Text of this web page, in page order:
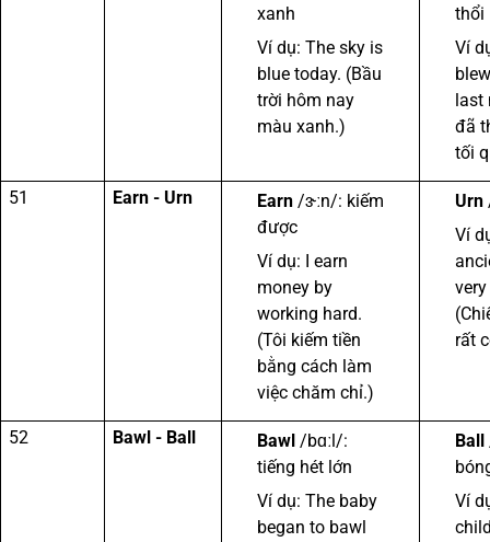
xanh
Ví dụ: The sky is
blue today. (Bầu
trời hôm nay
màu xanh.)
thổi
Ví
last
đã
tối
51 Earn - Urn Earn/ɝːn/: kiếm
được
Ví dụ: I earn
money by
working hard.
(Tôi kiếm tiền
bằng cách làm
việc chăm chỉ.)
Urn
Ví
rất
52 Bawl - Ball Bawl /bɑːl/:
tiếng hét lớn
Ví dụ: The baby
began to bawl
Ball
Ví